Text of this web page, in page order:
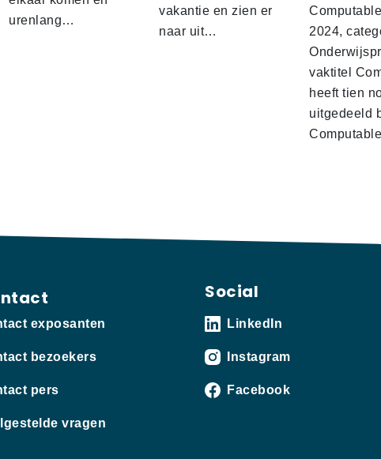
urenlang…
vakantie en zien er
naar uit…
2024,
vaktitel
heeft tien
uitgedeeld
exposanten
bezoekers
pers
vragen
Social
LinkedIn
Instagram
Facebook